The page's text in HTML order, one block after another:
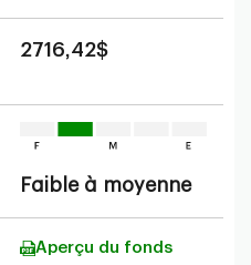
2716,42$
Faible à moyenne
Aperçu du fonds